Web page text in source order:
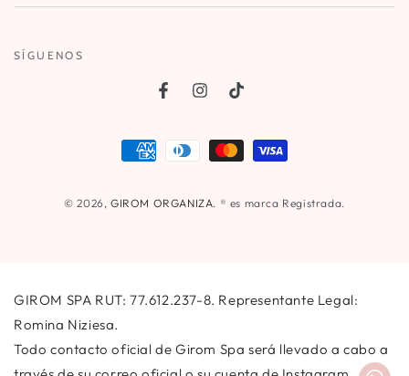
el
SÍGUENOS
FacebookInstagram
TikTok
© 2026, GIROM ORGANIZA. ® es marca Registrada.
GIROM SPA RUT: 77.612.237-8. Representante Legal:
Romina Niziesa.
Todo contacto oficial de Girom Spa será llevado a cabo a